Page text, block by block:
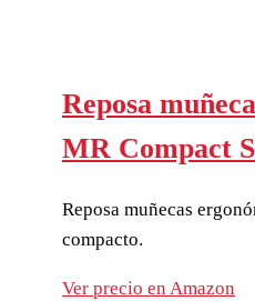
Reposa
MR Compact
Reposa muñecas
compacto.
Ver precio en Amazon